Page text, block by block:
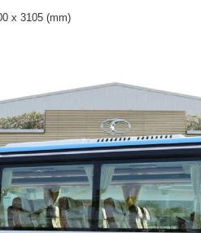
x 3105 (mm)